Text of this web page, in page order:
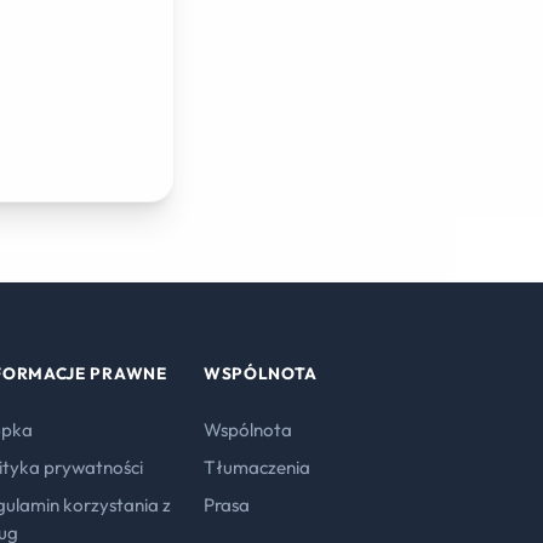
PRAWNE
prywatności
korzystania z
WSPÓLNOTA
Wspólnota
Tłumaczenia
Prasa